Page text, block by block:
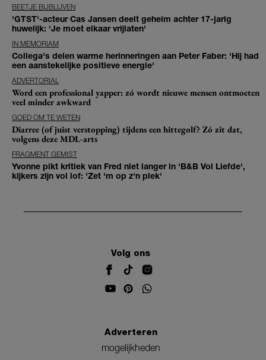
BEETJE BIJBLIJVEN
'GTST'-acteur Cas Jansen deelt geheim achter 17-jarig
huwelijk: 'Je moet elkaar vrijlaten'
IN MEMORIAM
Collega's delen warme herinneringen aan Peter Faber: 'Hij had
een aanstekelijke positieve energie'
ADVERTORIAL
Word een professional yapper: zó wordt nieuwe mensen ontmoeten
veel minder awkward
GOED OM TE WETEN
Diarree (of juist verstopping) tijdens een hittegolf? Zó zit dat,
volgens deze MDL-arts
FRAGMENT GEMIST
Yvonne pikt kritiek van Fred niet langer in 'B&B Vol Liefde',
kijkers zijn vol lof: 'Zet 'm op z'n plek'
Volg ons
Adverteren
mogelijkheden